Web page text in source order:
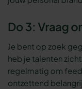
Do 3: Vraag
Je bent op zoek
heb je talenten
regelmatig om
ontzettend